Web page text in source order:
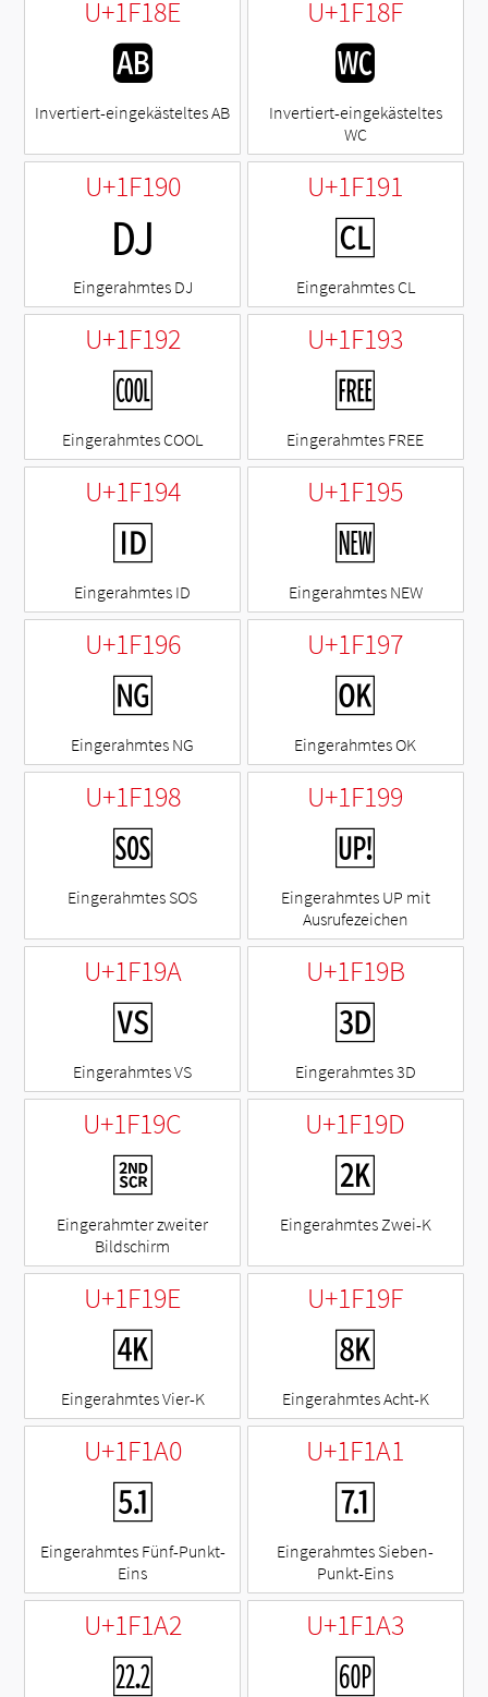
U+1F18E
🆎
Invertiert-eingekästeltes AB
U+1F18F
🆏
Invertiert-eingekästeltes
WC
U+1F190
🆐
Eingerahmtes DJ
U+1F191
🆑
Eingerahmtes CL
U+1F192
🆒
Eingerahmtes COOL
U+1F193
🆓
Eingerahmtes FREE
U+1F194
🆔
Eingerahmtes ID
U+1F195
🆕
Eingerahmtes NEW
U+1F196
🆖
Eingerahmtes NG
U+1F197
🆗
Eingerahmtes OK
U+1F198
🆘
Eingerahmtes SOS
U+1F199
🆙
Eingerahmtes UP mit
Ausrufezeichen
U+1F19A
🆚
Eingerahmtes VS
U+1F19B
🆛
Eingerahmtes 3D
U+1F19C
🆜
Eingerahmter zweiter
Bildschirm
U+1F19D
🆝
Eingerahmtes Zwei-K
U+1F19E
🆞
Eingerahmtes Vier-K
U+1F19F
🆟
Eingerahmtes Acht-K
U+1F1A0
🆠
Eingerahmtes Fünf-Punkt-
Eins
U+1F1A1
🆡
Eingerahmtes Sieben-
Punkt-Eins
U+1F1A2
🆢
U+1F1A3
🆣